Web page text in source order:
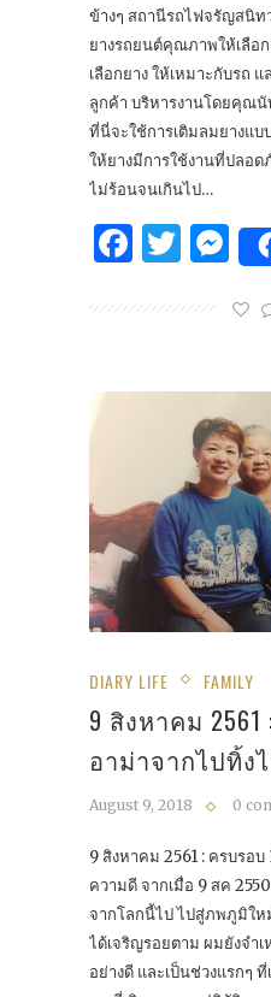
ข้างๆ สถานีรถไฟจรัญสนิ
ยางรถยนต์คุณภาพให้เลือ
เลือกยาง ให้เหมาะกับรถ
ลูกค้า บริหารงานโดยคุณ
ที่นี่จะใช้การเติมลมยางแบ
ให้ยางมีการใช้งานที่ปลอ
ไม่ร้อนจนเกินไป…
DIARY LIFE FAMILY
9 สิงหาคม
อาม่าจากไปทิ้ง
August 9, 2018 0
9 สิงหาคม 2561 : ครบรอบ
ความดี จากเมื่อ 9 สค
จากโลกนี้ไป ไปสู่ภพภูมิใ
ได้เจริญรอยตาม ผมยังจำ
อย่างดี และเป็นช่วงแรกๆ